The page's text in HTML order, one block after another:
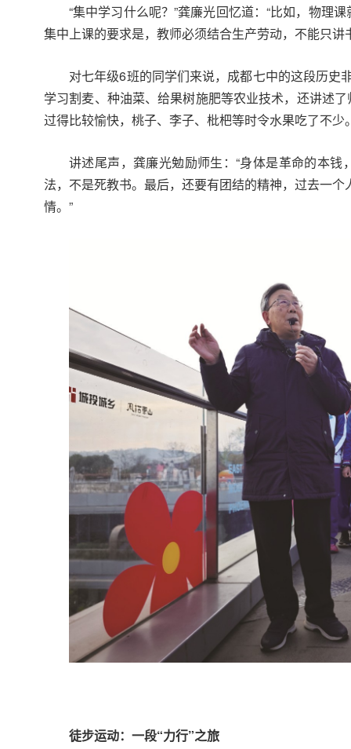
“集中学习什么呢？”龚廉光回忆道：“比如，物理
集中上课的要求是，教师必须结合生产劳动，不能只讲
对七年级6班的同学们来说，成都七中的这段历
学习割麦、种油菜、给果树施肥等农业技术，还讲述
过得比较愉快，桃子、李子、枇杷等时令水果吃了不
讲述尾声，龚廉光勉励师生：“身体是革命的本
法，不是死教书。最后，还要有团结的精神，过去一
情。”
徒步运动：一段“力行”之旅